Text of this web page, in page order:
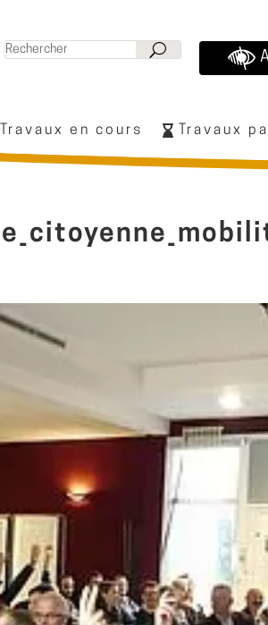
Travaux en cours Travaux